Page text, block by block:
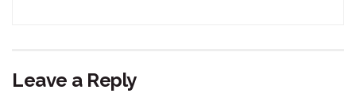
Leave a Reply